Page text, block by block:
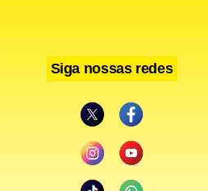
ação da PF, foi procurada no
por meio de sua assessoria de
manifestou sobre a solicitação.
Siga nossas redes